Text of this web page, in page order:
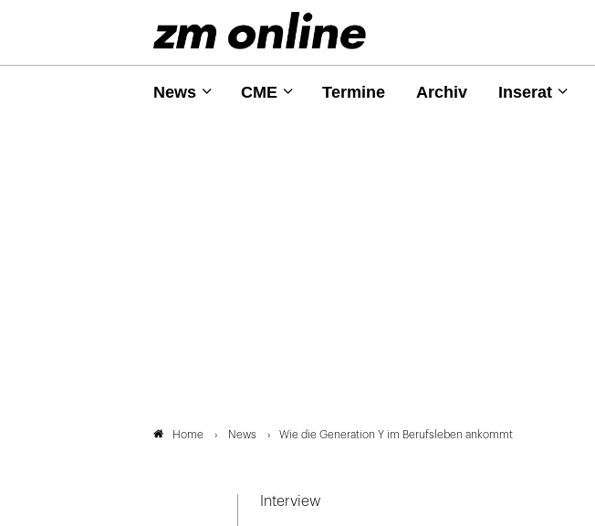
News CME Termine Archiv Inserat
Home News Wie die Generation Y im Berufsleben ankommt
Interview